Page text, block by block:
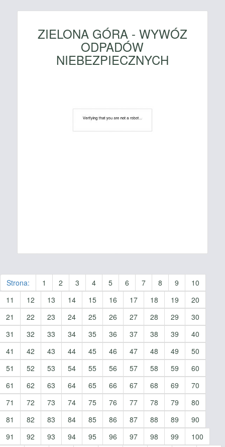
ZIELONA GÓRA - WYWÓZ
ODPADÓW
NIEBEZPIECZNYCH
Strona: 1 2 3 4 5 6 7 8 9
10
11
12 13 14 15 16 17 18 19
20
21
22 23 24 25 26 27 28 29
30
31
32 33 34 35 36 37 38 39
40
41
42 43 44 45 46 47 48 49
50
51
52 53 54 55 56 57 58 59
60
61
62 63 64 65 66 67 68 69
70
71
72 73 74 75 76 77 78 79
80
81
82 83 84 85 86 87 88 89
90
91
92 93 94 95 96 97 98 99
100